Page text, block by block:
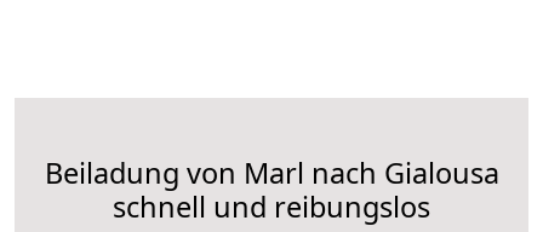
Beiladung von Marl nach Gialousa
schnell und reibungslos